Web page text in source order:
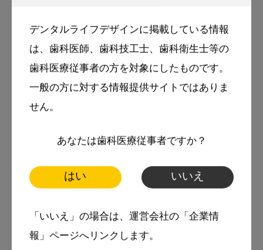
デンタルライフデザインに掲載している情報
は、歯科医師、歯科技工士、歯科衛生士等の
歯科医療従事者の方を対象にしたものです。
一般の方に対する情報提供サイトではありま
せん。
あなたは歯科医療従事者ですか？
はい いいえ
「いいえ」の場合は、運営会社の「企業情
報」ページへリンクします。
岡崎先生の記事のバックナンバー：
https://www3.dental-plaza.com/writer/y-
okazaki/
tags オーラルフレイル